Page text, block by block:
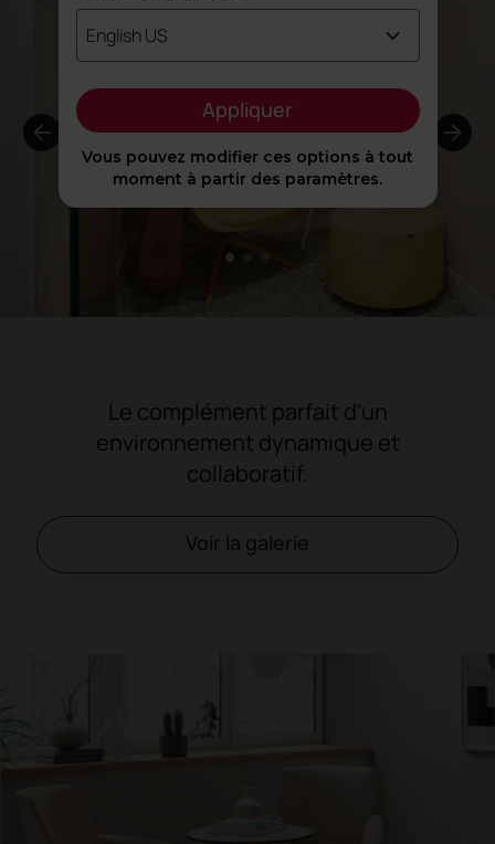
1
Le complément parfait d'un
environnement dynamique et
collaboratif.
Voir la galerie
English US
Appliquer
Vous pouvez modifier ces options à tout
moment à partir des paramètres.